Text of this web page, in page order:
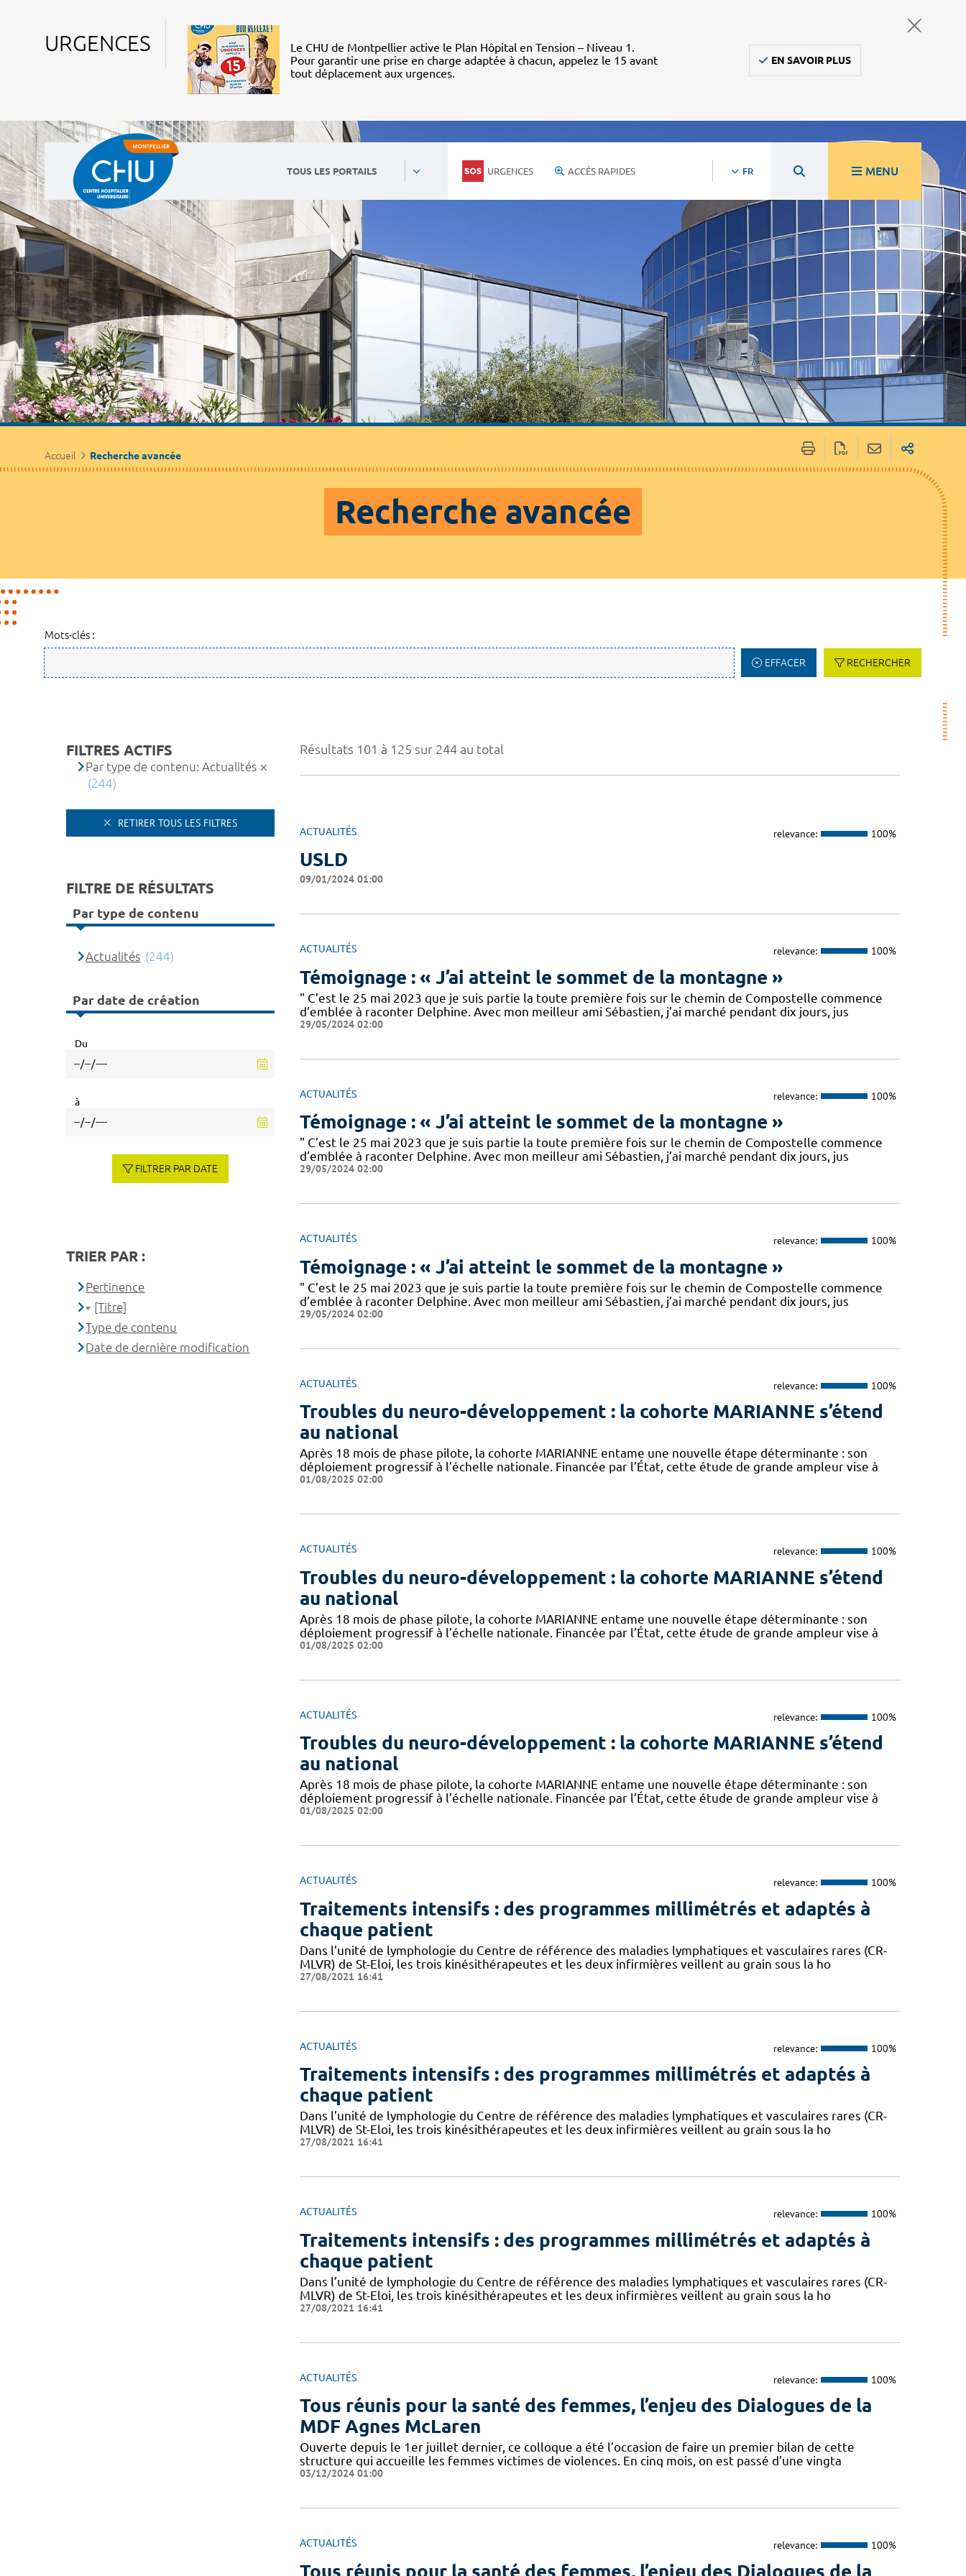
URGENCES
Le CHU de Montpellier active le Plan Hôpital en Tension – Niveau 1.
Pour garantir une prise en charge adaptée à chacun, appelez le 15 avant
tout déplacement aux urgences.
EN SAVOIR PLUS
TOUS LES PORTAILS URGENCES ACCÈS RAPIDES FR MENU
Accueil Recherche avancée
Recherche avancée
Mots-clés :
EFFACER RECHERCHER
Résultats 101 à 125 sur 244 au total
ACTUALITÉS relevance: 100%
USLD
09/01/2024 01:00
ACTUALITÉS relevance: 100%
Témoignage : « J’ai atteint le sommet de la montagne »
" C’est le 25 mai 2023 que je suis partie la toute première fois sur le chemin de Compostelle commence
d’emblée à raconter Delphine. Avec mon meilleur ami Sébastien, j’ai marché pendant dix jours, jus
29/05/2024 02:00
ACTUALITÉS relevance: 100%
Témoignage : « J’ai atteint le sommet de la montagne »
" C’est le 25 mai 2023 que je suis partie la toute première fois sur le chemin de Compostelle commence
d’emblée à raconter Delphine. Avec mon meilleur ami Sébastien, j’ai marché pendant dix jours, jus
29/05/2024 02:00
ACTUALITÉS relevance: 100%
Témoignage : « J’ai atteint le sommet de la montagne »
" C’est le 25 mai 2023 que je suis partie la toute première fois sur le chemin de Compostelle commence
d’emblée à raconter Delphine. Avec mon meilleur ami Sébastien, j’ai marché pendant dix jours, jus
29/05/2024 02:00
ACTUALITÉS relevance: 100%
Troubles du neuro-développement : la cohorte MARIANNE s’étend
au national
Après 18 mois de phase pilote, la cohorte MARIANNE entame une nouvelle étape déterminante : son
déploiement progressif à l’échelle nationale. Financée par l’État, cette étude de grande ampleur vise à
01/08/2025 02:00
ACTUALITÉS relevance: 100%
Troubles du neuro-développement : la cohorte MARIANNE s’étend
au national
Après 18 mois de phase pilote, la cohorte MARIANNE entame une nouvelle étape déterminante : son
déploiement progressif à l’échelle nationale. Financée par l’État, cette étude de grande ampleur vise à
01/08/2025 02:00
ACTUALITÉS relevance: 100%
Troubles du neuro-développement : la cohorte MARIANNE s’étend
au national
Après 18 mois de phase pilote, la cohorte MARIANNE entame une nouvelle étape déterminante : son
déploiement progressif à l’échelle nationale. Financée par l’État, cette étude de grande ampleur vise à
01/08/2025 02:00
ACTUALITÉS relevance: 100%
Traitements intensifs : des programmes millimétrés et adaptés à
chaque patient
Dans l’unité de lymphologie du Centre de référence des maladies lymphatiques et vasculaires rares (CR-
MLVR) de St-Eloi, les trois kinésithérapeutes et les deux infirmières veillent au grain sous la ho
27/08/2021 16:41
ACTUALITÉS relevance: 100%
Traitements intensifs : des programmes millimétrés et adaptés à
chaque patient
Dans l’unité de lymphologie du Centre de référence des maladies lymphatiques et vasculaires rares (CR-
MLVR) de St-Eloi, les trois kinésithérapeutes et les deux infirmières veillent au grain sous la ho
27/08/2021 16:41
ACTUALITÉS relevance: 100%
Traitements intensifs : des programmes millimétrés et adaptés à
chaque patient
Dans l’unité de lymphologie du Centre de référence des maladies lymphatiques et vasculaires rares (CR-
MLVR) de St-Eloi, les trois kinésithérapeutes et les deux infirmières veillent au grain sous la ho
27/08/2021 16:41
ACTUALITÉS relevance: 100%
Tous réunis pour la santé des femmes, l’enjeu des Dialogues de la
MDF Agnes McLaren
Ouverte depuis le 1er juillet dernier, ce colloque a été l’occasion de faire un premier bilan de cette
structure qui accueille les femmes victimes de violences. En cinq mois, on est passé d’une vingta
03/12/2024 01:00
ACTUALITÉS relevance: 100%
Tous réunis pour la santé des femmes, l’enjeu des Dialogues de la
FILTRES ACTIFS
Par type de contenu: Actualités
(244)
RETIRER TOUS LES FILTRES
FILTRE DE RÉSULTATS
Par type de contenu
Actualités (244)
Par date de création
Du
à
FILTRER PAR DATE
TRIER PAR :
Pertinence
[Titre]
Type de contenu
Date de dernière modification